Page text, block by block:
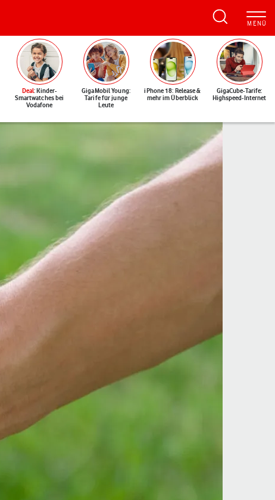
Deal: Kinder-
Smartwatches bei
Vodafone
GigaMobil Young:
Tarife für junge
Leute
iPhone 18: Release &
mehr im Überblick
GigaCube-Tarife:
Highspeed-Internet